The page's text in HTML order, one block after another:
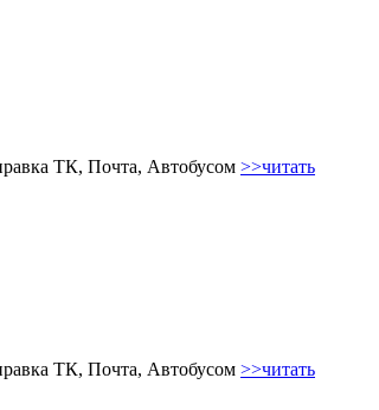
ТК, Почта, Автобусом >>читать
ТК, Почта, Автобусом >>читать